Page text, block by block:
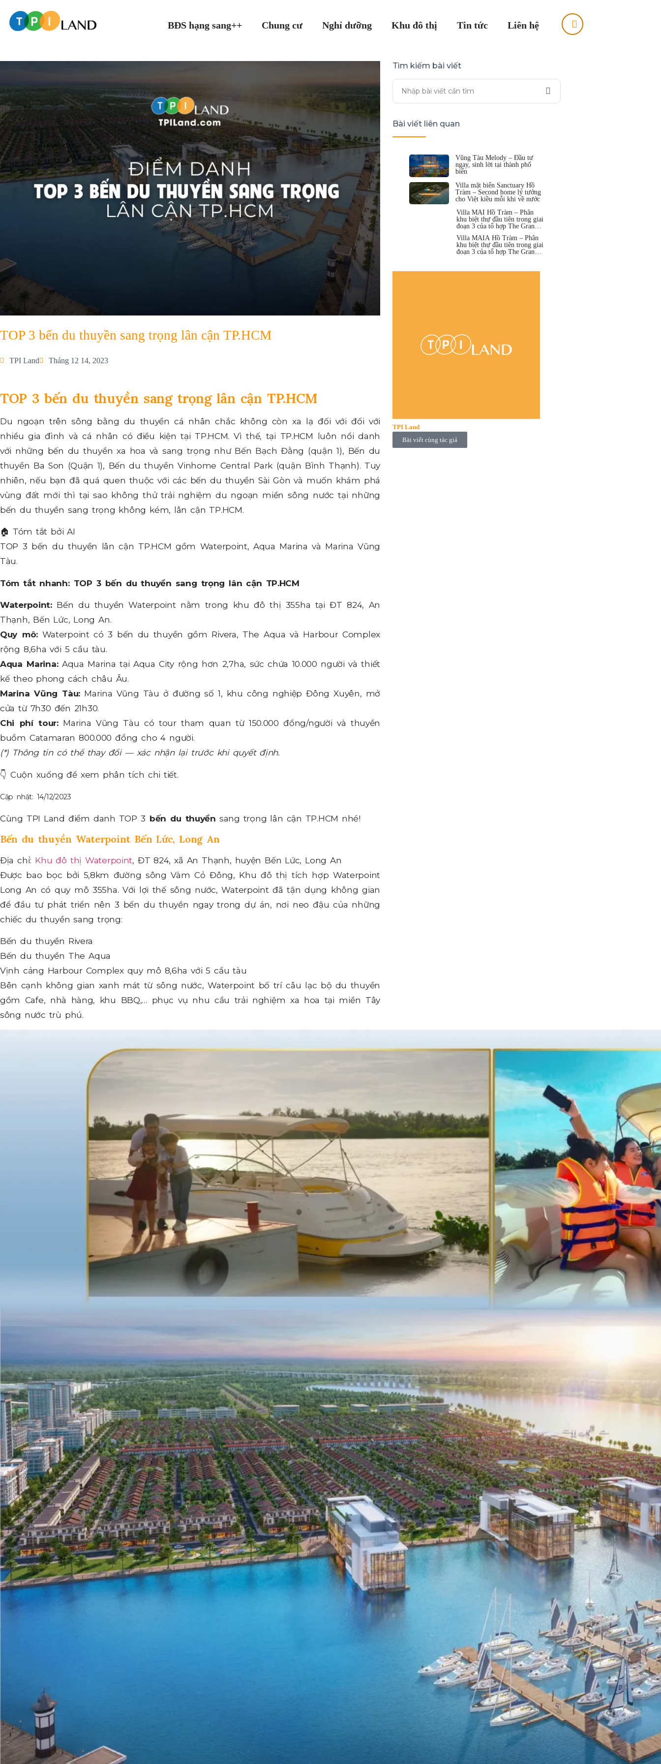
BĐS hạng sang++ Chung cư Nghỉ dưỡng Khu đô thị Tin tức Liên hệ
TOP 3 bến du thuyền sang trọng lân cận TP.HCM
TPI Land Tháng 12 14, 2023
TOP 3 bến du thuyền sang trọng lân cận TP.HCM
Du ngoạn trên sông bằng du thuyền cá nhân chắc không còn xa lạ đối với đối với
nhiều gia đình và cá nhân có điều kiện tại TP.HCM. Vì thế, tại TP.HCM luôn nổi danh
với những bến du thuyền xa hoa và sang trọng như Bến Bạch Đằng (quận 1), Bến du
thuyền Ba Son (Quận 1), Bến du thuyền Vinhome Central Park (quận Bình Thạnh). Tuy
nhiên, nếu bạn đã quá quen thuộc với các bến du thuyền Sài Gòn và muốn khám phá
vùng đất mới thì tại sao không thử trải nghiệm du ngoạn miền sông nước tại những
bến du thuyền sang trọng không kém, lân cận TP.HCM.
🏠 Tóm tắt bởi AI
TOP 3 bến du thuyền lân cận TP.HCM gồm Waterpoint, Aqua Marina và Marina Vũng
Tàu.
Tóm tắt nhanh: TOP 3 bến du thuyền sang trọng lân cận TP.HCM
Waterpoint: Bến du thuyền Waterpoint nằm trong khu đô thị 355ha tại ĐT 824, An
Thạnh, Bến Lức, Long An.
Quy mô: Waterpoint có 3 bến du thuyền gồm Rivera, The Aqua và Harbour Complex
rộng 8,6ha với 5 cầu tàu.
Aqua Marina: Aqua Marina tại Aqua City rộng hơn 2,7ha, sức chứa 10.000 người và thiết
kế theo phong cách châu Âu.
Marina Vũng Tàu: Marina Vũng Tàu ở đường số 1, khu công nghiệp Đông Xuyên, mở
cửa từ 7h30 đến 21h30.
Chi phí tour: Marina Vũng Tàu có tour tham quan từ 150.000 đồng/người và thuyền
buồm Catamaran 800.000 đồng cho 4 người.
(*) Thông tin có thể thay đổi — xác nhận lại trước khi quyết định.
👇 Cuộn xuống để xem phân tích chi tiết.
Cập nhật: 14/12/2023
Cùng TPI Land điểm danh TOP 3 bến du thuyền sang trọng lân cận TP.HCM nhé!
Bến du thuyền Waterpoint Bến Lức, Long An
Địa chỉ: Khu đô thị Waterpoint, ĐT 824, xã An Thạnh, huyện Bến Lức, Long An
Được bao bọc bởi 5,8km đường sông Vàm Cỏ Đông, Khu đô thị tích hợp Waterpoint
Long An có quy mô 355ha. Với lợi thế sông nước, Waterpoint đã tận dụng không gian
để đầu tư phát triển nên 3 bến du thuyền ngay trong dự án, nơi neo đậu của những
chiếc du thuyền sang trọng:
Bến du thuyền Rivera
Bến du thuyền The Aqua
Vịnh cảng Harbour Complex quy mô 8,6ha với 5 cầu tàu
Bên cạnh không gian xanh mát từ sông nước, Waterpoint bố trí câu lạc bộ du thuyền
gồm Cafe, nhà hàng, khu BBQ,… phục vụ nhu cầu trải nghiệm xa hoa tại miền Tây
sông nước trù phú.
Tìm kiếm bài viết
Bài viết liên quan
Vũng Tàu Melody – Đầu tư
ngay, sinh lời tại thành phố
biển
Villa mặt biển Sanctuary Hồ
Tràm – Second home lý tưởng
cho Việt kiều mỗi khi về nước
Villa MAI Hồ Tràm – Phân
khu biệt thự đầu tiên trong giai
đoạn 3 của tổ hợp The Grand
Villa MAIA Hồ Tràm – Phân
khu biệt thự đầu tiên trong giai
đoạn 3 của tổ hợp The Grand
TPI Land
Bài viết cùng tác giả